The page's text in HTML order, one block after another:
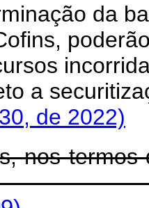
da
a
de 2022)
nos